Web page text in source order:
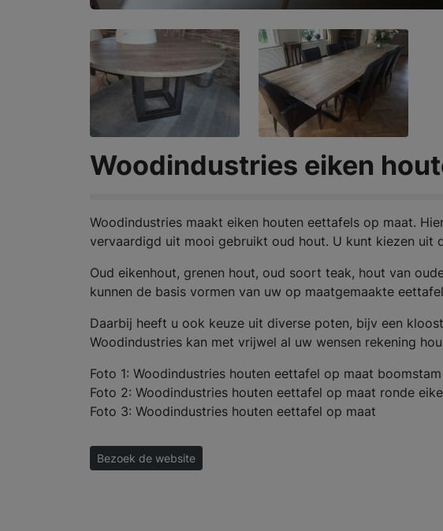
Woodindustries eiken
Woodindustries maakt eiken houten eettafels op maat.
vervaardigd uit mooi gebruikt oud hout. U kunt kiezen uit
Oud eikenhout, grenen hout, oud soort teak, hout van
kunnen de basis vormen van uw op maatgemaakte
Daarbij heeft u ook keuze uit diverse poten, bijv een
Woodindustries kan met vrijwel al uw wensen rekening
Foto 1: Woodindustries houten eettafel op maat boomstam
Foto 2: Woodindustries houten eettafel op maat ronde
Foto 3: Woodindustries houten eettafel op maat
Bezoek de website